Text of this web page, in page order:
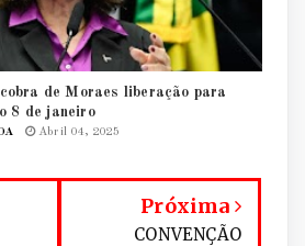
de Moraes liberação para
8 de janeiro
Abril 04, 2025
Próxima
CONVENÇÃO